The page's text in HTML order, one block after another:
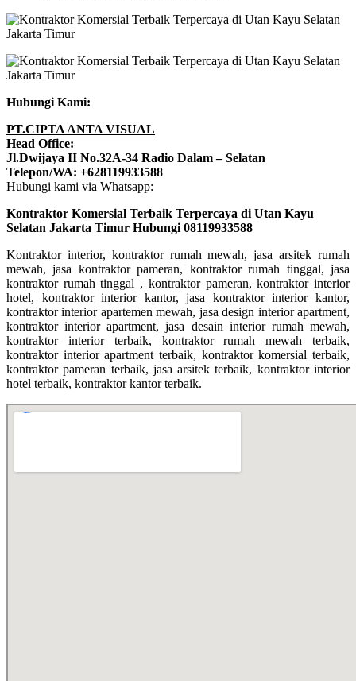
Hubungi Kami:
PT.CIPTA ANTA VISUAL
Head Office:
Jl.Dwijaya II No.32A-34 Radio Dalam – Selatan
Telepon/WA: +628119933588
Hubungi kami via Whatsapp:
Kontraktor Komersial Terbaik Terpercaya di Utan Kayu
Selatan Jakarta Timur Hubungi 08119933588
Kontraktor interior, kontraktor rumah mewah, jasa arsitek rumah
mewah, jasa kontraktor pameran, kontraktor rumah tinggal, jasa
kontraktor rumah tinggal , kontraktor pameran, kontraktor interior
hotel, kontraktor interior kantor, jasa kontraktor interior kantor,
kontraktor interior apartemen mewah, jasa design interior apartment,
kontraktor interior apartment, jasa desain interior rumah mewah,
kontraktor interior terbaik, kontraktor rumah mewah terbaik,
kontraktor interior apartment terbaik, kontraktor komersial terbaik,
kontraktor pameran terbaik, jasa arsitek terbaik, kontraktor interior
hotel terbaik, kontraktor kantor terbaik.